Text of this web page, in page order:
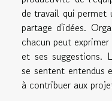
de travail qui permet
partage d'idées.
chacun peut
et ses suggestions.
se sentent entendus
à contribuer aux